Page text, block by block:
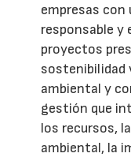
empresas con
responsable y
proyectos
sostenibilidad
ambiental y
gestión que
los recursos,
ambiental, la